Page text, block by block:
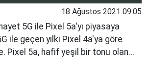
18 Ağustos 2021 09:05
5G ile Pixel 5a'yı piyasaya
ile geçen yılki Pixel 4a'ya göre
Pixel 5a, hafif yeşil bir tonu olan...